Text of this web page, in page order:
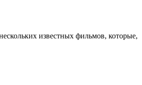
известных фильмов, которые,